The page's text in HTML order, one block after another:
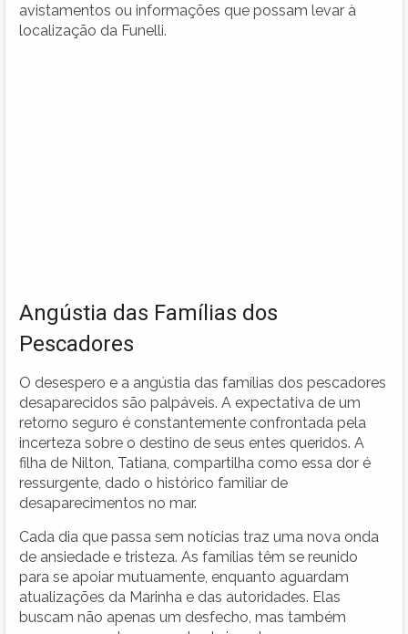
avistamentos ou informações que possam levar à
localização da Funelli.
Angústia das Famílias dos
Pescadores
O desespero e a angústia das famílias dos pescadores
desaparecidos são palpáveis. A expectativa de um
retorno seguro é constantemente confrontada pela
incerteza sobre o destino de seus entes queridos. A
filha de Nilton, Tatiana, compartilha como essa dor é
ressurgente, dado o histórico familiar de
desaparecimentos no mar.
Cada dia que passa sem notícias traz uma nova onda
de ansiedade e tristeza. As famílias têm se reunido
para se apoiar mutuamente, enquanto aguardam
atualizações da Marinha e das autoridades. Elas
buscam não apenas um desfecho, mas também